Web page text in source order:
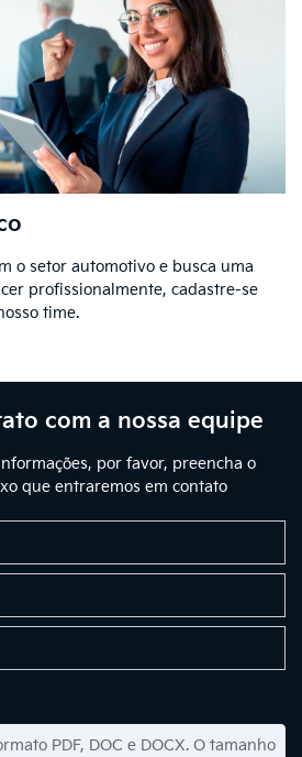
o setor automotivo e busca uma
profissionalmente, cadastre-se
time.
com a nossa equipe
por favor, preencha o
que entraremos em contato
PDF, DOC e DOCX. O tamanho